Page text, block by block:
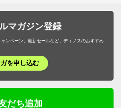
マガジン登録
ンペーン、最新セールなど、ディノスのおすすめ
を申し込む
だち追加